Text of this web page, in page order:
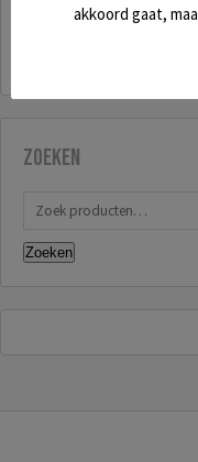
Zoeken
Zoeken
akkoord gaat,